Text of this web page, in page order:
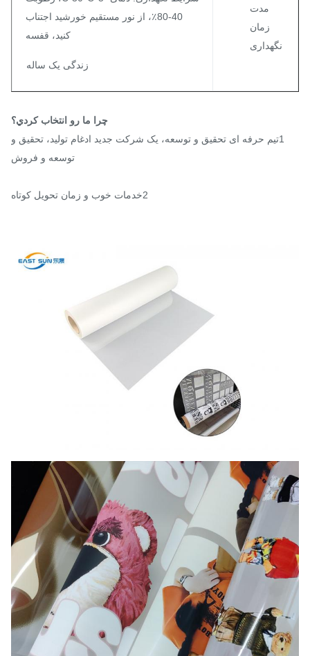
نگهداری
40-80٪، از نور مستقیم خورشید اجتناب
کنید، قفسه
زندگی یک ساله
چرا ما رو انتخاب کردي؟
1تیم حرفه ای تحقیق و توسعه، یک شرکت جدید ادغام تولید، تحقیق و
توسعه و فروش